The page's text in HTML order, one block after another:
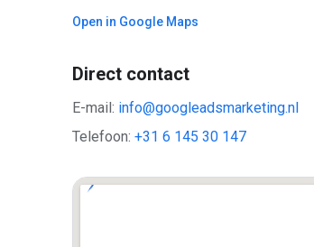
Open in Google Maps
Direct contact
E-mail: info@googleadsmarketing.nl
Telefoon: +31 6 145 30 147